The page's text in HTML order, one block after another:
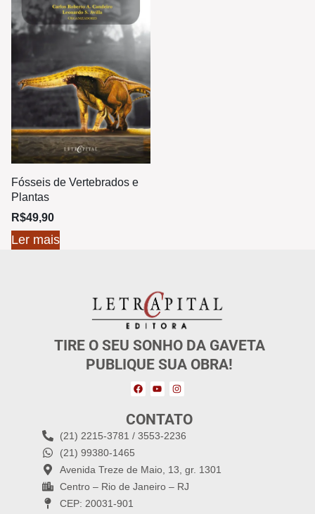
Fósseis de Vertebrados e
Plantas
R$49,90
Ler mais
TIRE O SEU SONHO DA GAVETA
PUBLIQUE SUA OBRA!
CONTATO
(21) 2215-3781 / 3553-2236
(21) 99380-1465
Avenida Treze de Maio, 13, gr. 1301
Centro – Rio de Janeiro – RJ
CEP: 20031-901